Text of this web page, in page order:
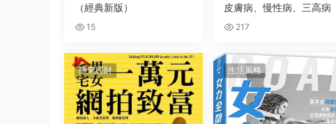
（經典新版）
15
皮膚病、慢性病、三高病
217
商業理財 生活風格